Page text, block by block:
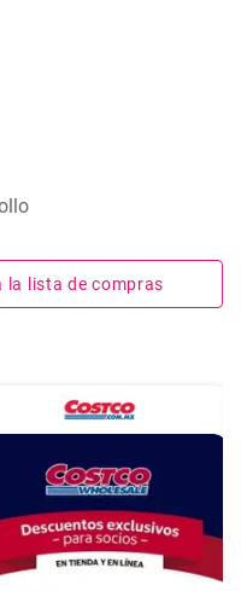
la lista de compras